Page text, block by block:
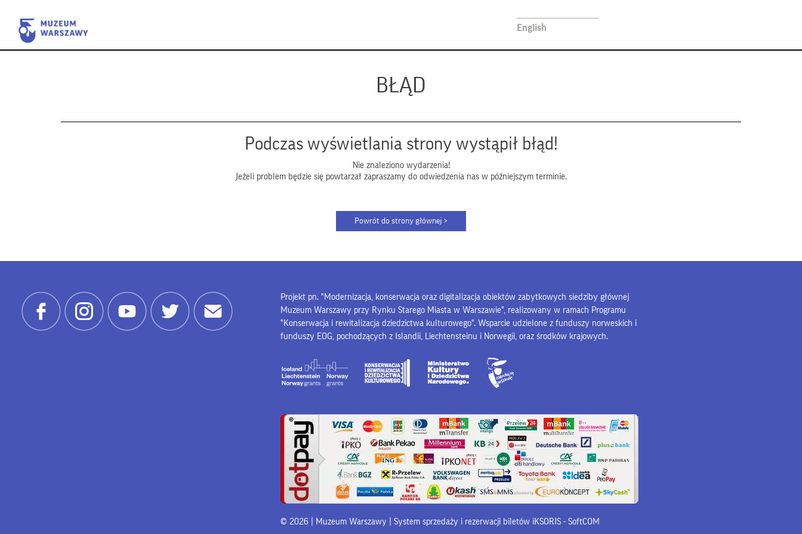
English
BŁĄD
Podczas wyświetlania strony wystąpił błąd!
Nie znaleziono wydarzenia!
Jeżeli problem będzie się powtarzał zapraszamy do odwiedzenia nas w późniejszym terminie.
Projekt pn. "Modernizacja, konserwacja oraz digitalizacja obiektów zabytkowych siedziby głównej
Muzeum Warszawy przy Rynku Starego Miasta w Warszawie", realizowany w ramach Programu
"Konserwacja i rewitalizacja dziedzictwa kulturowego". Wsparcie udzielone z funduszy norweskich i
funduszy EOG, pochodzących z Islandii, Liechtensteinu i Norwegii, oraz środków krajowych.
© 2026 | Muzeum Warszawy | System sprzedaży i rezerwacji biletów iKSORIS- SoftCOM